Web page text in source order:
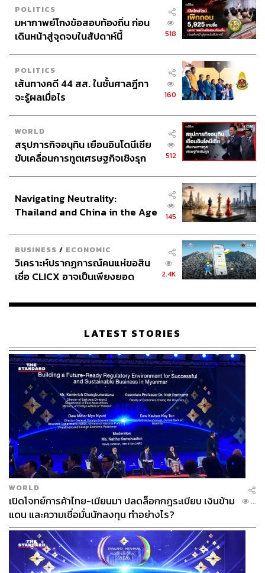
POLITICS
มหากาพย์โกงข้อสอบท้องถิ่น ก่อน
เดินหน้าสู่จุดจบในสัปดาห์นี้
518
POLITICS
เส้นทางคดี 44 สส. ในชั้นศาลฎีกา
จะรู้ผลเมื่อไร
160
WORLD
สรุปภารกิจอนุทิน เยือนอินโดนีเซีย
ขับเคลื่อนการทูตเศรษฐกิจเชิงรุก
512
Navigating Neutrality:
Thailand and China in the Age
145
BUSINESS / ECONOMIC
วิเคราะห์ปรากฏการณ์คนแห่ขอสิน
เชื่อ CLICX อาจเป็นเพียงยอด
เรือนไทยที่ถูกซุกไว้
2.4K
LATEST STORIES
WORLD
เปิดโจทย์การค้าไทย-เมียนมา ปลดล็อกกฎระเบียบ เงินข้าม
แดน และความเชื่อมั่นนักลงทุน ทำอย่างไร?
...